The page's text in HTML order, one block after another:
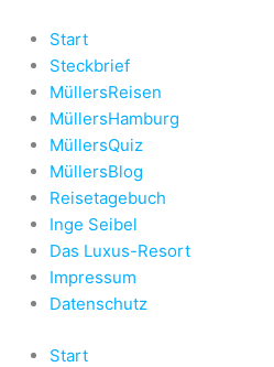
Inhalt
springen
Start
Steckbrief
MüllersReisen
MüllersHamburg
MüllersQuiz
MüllersBlog
Reisetagebuch
Inge Seibel
Das Luxus-Resort
Impressum
Datenschutz
Start